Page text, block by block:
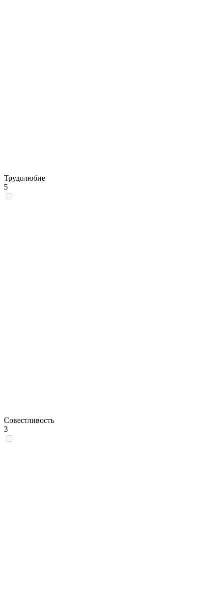
Трудолюбие
5
Совестливость
3